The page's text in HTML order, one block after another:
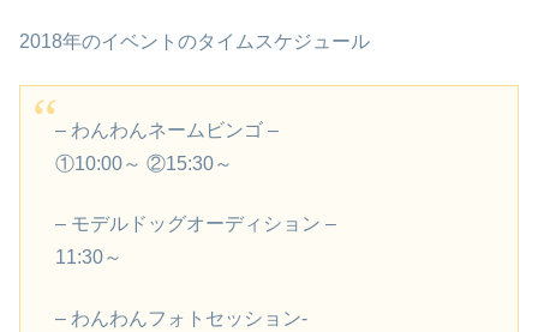
2018年のイベントのタイムスケジュール
– わんわんネームビンゴ –
①10:00～ ②15:30～
– モデルドッグオーディション –
11:30～
– わんわんフォトセッション-